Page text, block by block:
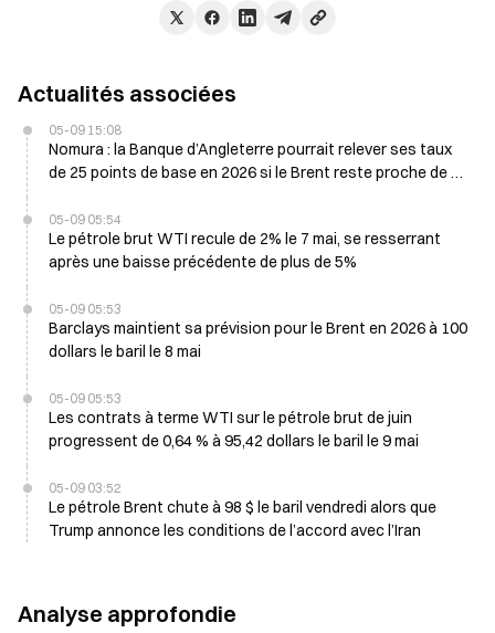
Actualités associées
05-09 15:08
Nomura : la Banque d’Angleterre pourrait relever ses taux
de 25 points de base en 2026 si le Brent reste proche de 90
05-09 05:54
Le pétrole brut WTI recule de 2% le 7 mai, se resserrant
après une baisse précédente de plus de 5%
05-09 05:53
Barclays maintient sa prévision pour le Brent en 2026 à 100
dollars le baril le 8 mai
05-09 05:53
Les contrats à terme WTI sur le pétrole brut de juin
progressent de 0,64 % à 95,42 dollars le baril le 9 mai
05-09 03:52
Le pétrole Brent chute à 98 $ le baril vendredi alors que
Trump annonce les conditions de l’accord avec l’Iran
Analyse approfondie